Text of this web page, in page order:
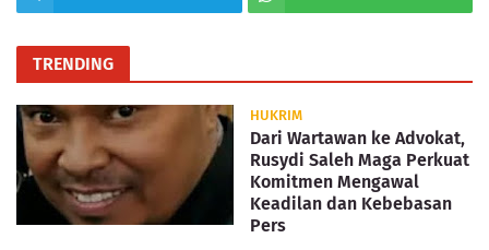
TRENDING
HUKRIM
Dari Wartawan ke Advokat,
Rusydi Saleh Maga Perkuat
Komitmen Mengawal
Keadilan dan Kebebasan
Pers